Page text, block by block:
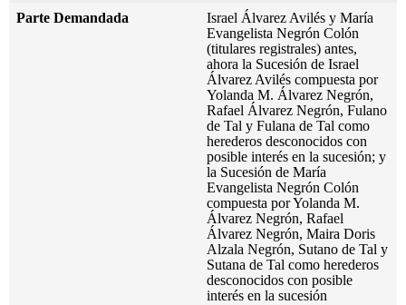
Parte Demandada
Israel Álvarez Avilés y María
Evangelista Negrón Colón
(titulares registrales) antes,
ahora la Sucesión de Israel
Álvarez Avilés compuesta por
Yolanda M. Álvarez Negrón,
Rafael Álvarez Negrón, Fulano
de Tal y Fulana de Tal como
herederos desconocidos con
posible interés en la sucesión; y
la Sucesión de María
Evangelista Negrón Colón
compuesta por Yolanda M.
Álvarez Negrón, Rafael
Álvarez Negrón, Maira Doris
Alzala Negrón, Sutano de Tal y
Sutana de Tal como herederos
desconocidos con posible
interés en la sucesión